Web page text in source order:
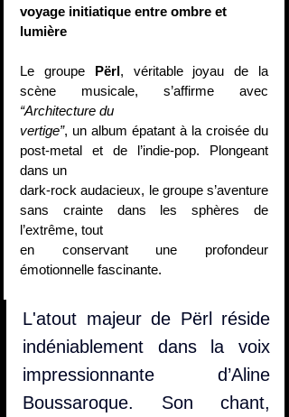
voyage initiatique entre ombre et
lumière
Le groupe Përl, véritable joyau de la
“Architecture du
vertige”, un album épatant à la croisée du
post-metal et de l’indie-pop. Plongeant
dans un
dark-rock audacieux, le groupe s’aventure
sans crainte dans les sphères de
l’extrême, tout
en conservant une profondeur
émotionnelle fascinante.
L'atout majeur de Përl réside
indéniablement dans la voix
impressionnante d’Aline
Boussaroque. Son chant,